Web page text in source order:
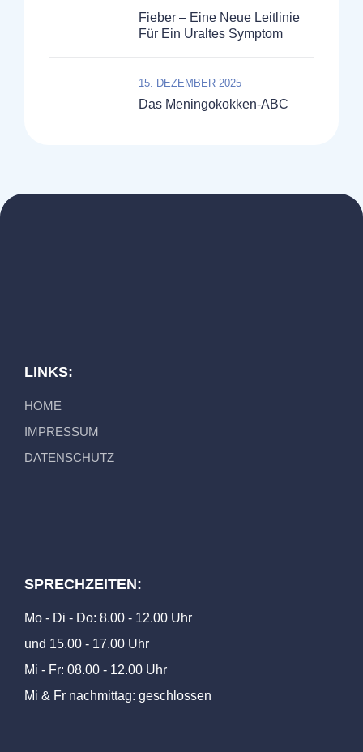
Fieber – Eine Neue Leitlinie
Für Ein Uraltes Symptom
Das Meningokokken-ABC
15. DEZEMBER 2025
LINKS:
HOME
IMPRESSUM
DATENSCHUTZ
SPRECHZEITEN:
Mo - Di - Do: 8.00 - 12.00 Uhr
und 15.00 - 17.00 Uhr
Mi - Fr: 08.00 - 12.00 Uhr
Mi & Fr nachmittag: geschlossen